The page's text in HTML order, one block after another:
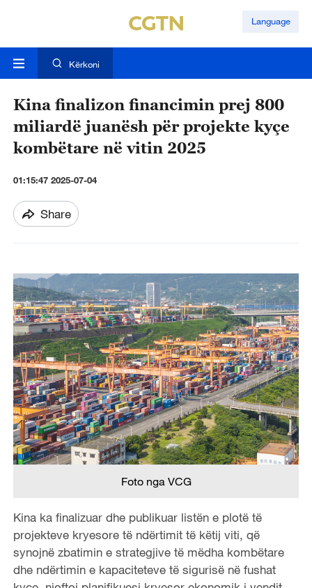
Language
Kërkoni
Kina finalizon financimin prej 800
miliardë juanësh për projekte kyçe
kombëtare në vitin 2025
01:15:47 2025-07-04
Share
Foto nga VCG
Kina ka finalizuar dhe publikuar listën e plotë të
projekteve kryesore të ndërtimit të këtij viti, që
synojnë zbatimin e strategjive të mëdha kombëtare
dhe ndërtimin e kapaciteteve të sigurisë në fushat